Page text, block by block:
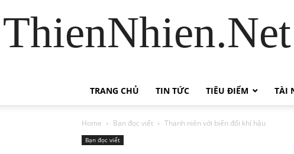
TRANG CHỦ TIN TỨC TIÊU ĐIỂM TÀI
Home Bạn đọc viết Thanh niên với biến đổi khí hậu
Bạn đọc viết